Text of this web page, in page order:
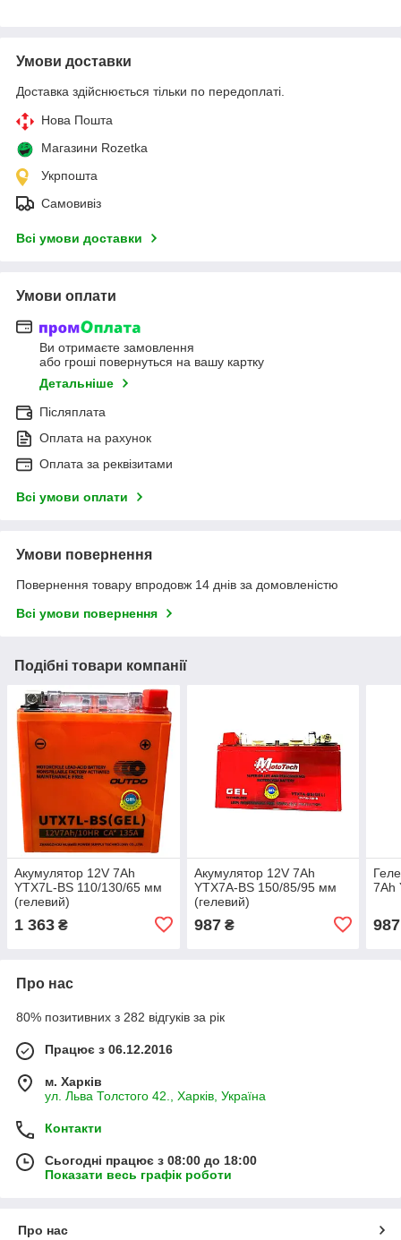
Умови доставки
Доставка здійснюється тільки по передоплаті.
Нова Пошта
Магазини Rozetka
Укрпошта
Самовивіз
Всі умови доставки
Умови оплати
Ви отримаєте замовлення
або гроші повернуться на вашу картку
Детальніше
Післяплата
Оплата на рахунок
Оплата за реквізитами
Всі умови оплати
Умови повернення
Повернення товару впродовж 14 днів за домовленістю
Всі умови повернення
Подібні товари компанії
Акумулятор 12V 7Ah
YTX7L-BS 110/130/65 мм
(гелевий)
1 363 ₴
Акумулятор 12V 7Ah
YTX7A-BS 150/85/95 мм
(гелевий)
987₴
7Аһ
987
Про нас
80% позитивних з 282 відгуків за рік
Працює з 06.12.2016
м. Харків
ул. Льва Толстого 42., Харків, Україна
Контакти
Сьогодні працює з 08:00 до 18:00
Показати весь графік роботи
Про нас